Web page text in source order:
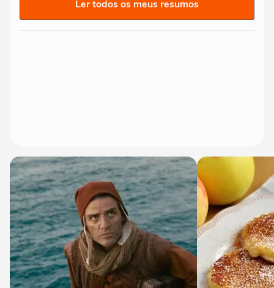
Ler todos os meus resumos